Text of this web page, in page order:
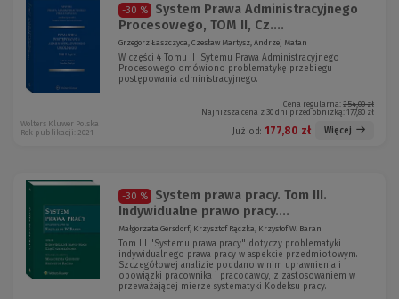
-30 %
System Prawa Administracyjnego
Procesowego, TOM II, Cz....
Grzegorz Łaszczyca, Czesław Martysz, Andrzej Matan
W części 4 Tomu II Sytemu Prawa Administracyjnego
Procesowego omówiono problematykę przebiegu
postępowania administracyjnego.
Cena regularna: 254,00 zł
Najniższa cena z 30 dni przed obniżką: 177,80 zł
Już od: 177,80 zł Więcej
Wolters Kluwer Polska
Rok publikacji: 2021
-30 %
System prawa pracy. Tom III.
Indywidualne prawo pracy....
Małgorzata Gersdorf, Krzysztof Rączka, Krzystof W. Baran
Tom III "Systemu prawa pracy" dotyczy problematyki
indywidualnego prawa pracy w aspekcie przedmiotowym.
Szczegółowej analizie poddano w nim uprawnienia i
obowiązki pracownika i pracodawcy, z zastosowaniem w
przeważającej mierze systematyki Kodeksu pracy.